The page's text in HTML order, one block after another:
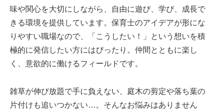
味や関心を大切にしながら、自由に遊び、学び、成長で
きる環境を提供しています。保育士のアイデアが形にな
りやすい職場なので、「こうしたい！」という想いを積
極的に発信したい方にはぴったり。仲間とともに楽し
く、意欲的に働けるフィールドです。
雑草が伸び放題で手に負えない、庭木の剪定や落ち葉の
片付けも追いつかない…。そんなお悩みはありません